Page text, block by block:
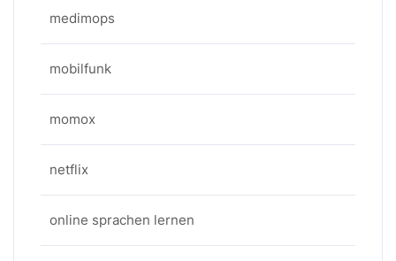
medimops
mobilfunk
momox
netflix
online sprachen lernen